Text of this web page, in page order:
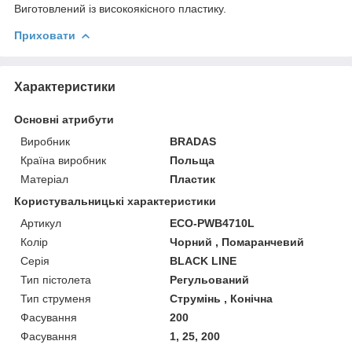
Виготовлений із високоякісного пластику.
Приховати
Характеристики
Основні атрибути
Виробник
BRADAS
Країна виробник
Польща
Матеріал
Пластик
Користувальницькі характеристики
Артикул
ECO-PWB4710L
Колір
Чорний , Помаранчевий
Серія
BLACK LINE
Тип пістолета
Регульований
Тип струменя
Струмінь , Конічна
Фасування
200
Фасування
1, 25, 200